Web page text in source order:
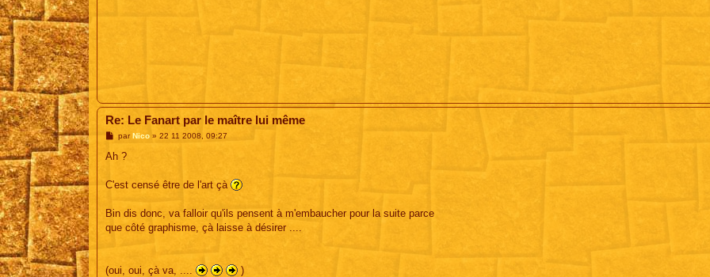
Re: Le Fanart par le maître lui même
M
s
g
parNico» 22 11 2008, 09:27
Ah ?
C'est censé être de l'art çà
Bin dis donc, va falloir qu'ils pensent à m'embaucher pour la suite parce
que côté graphisme, çà laisse à désirer ....
(oui, oui, çà va, .... )